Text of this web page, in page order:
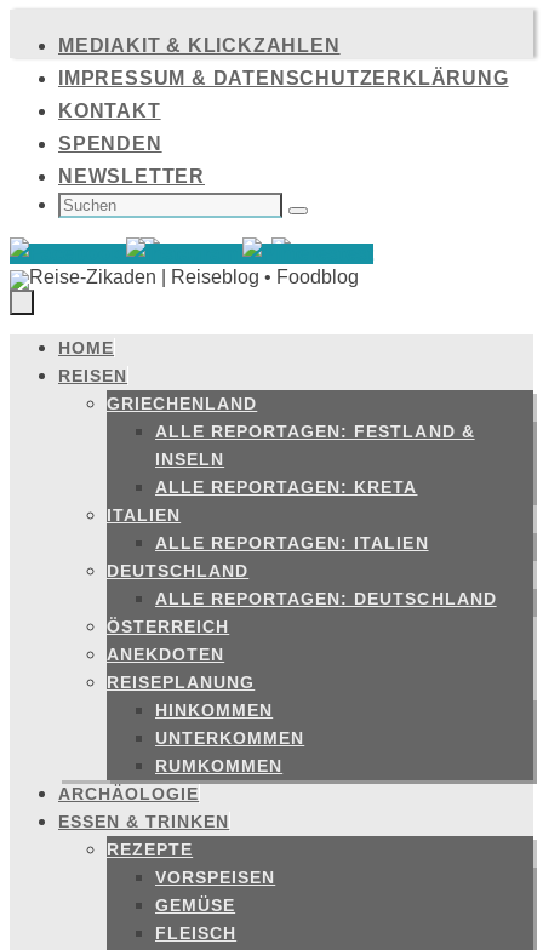
Inhalt
springen
MEDIAKIT & KLICKZAHLEN
IMPRESSUM & DATENSCHUTZERKLÄRUNG
KONTAKT
SPENDEN
NEWSLETTER
SUCHEN
NACH: Suchen
Zum
Inhalt
springen
HOME
REISEN
GRIECHENLAND
ALLE REPORTAGEN: FESTLAND &
INSELN
ALLE REPORTAGEN: KRETA
ITALIEN
ALLE REPORTAGEN: ITALIEN
DEUTSCHLAND
ALLE REPORTAGEN: DEUTSCHLAND
ÖSTERREICH
ANEKDOTEN
REISEPLANUNG
HINKOMMEN
UNTERKOMMEN
RUMKOMMEN
ARCHÄOLOGIE
ESSEN & TRINKEN
REZEPTE
VORSPEISEN
GEMÜSE
FLEISCH